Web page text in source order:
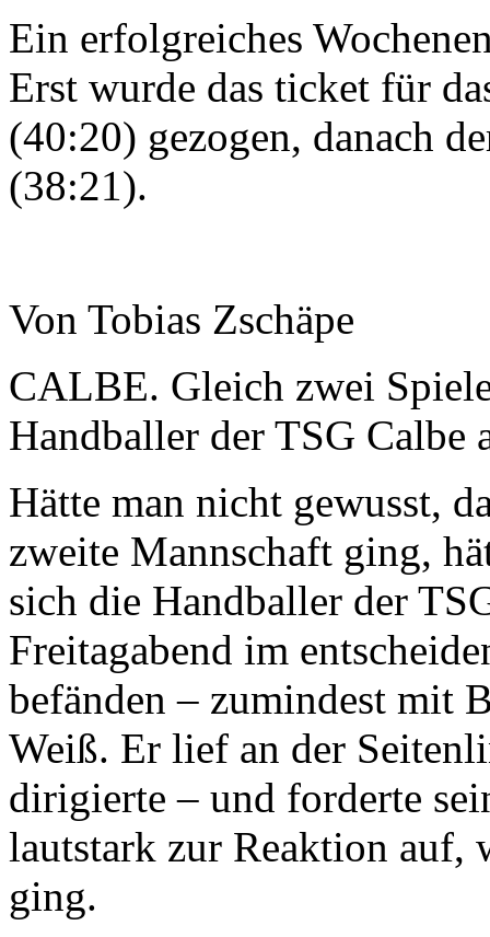
Ein erfolgreiches
Erst wurde das ticket für
(40:20) gezogen, danach
(38:21).
Von Tobias Zschäpe
CALBE. Gleich zwei
Handballer der TSG Calbe
Hätte man nicht gewusst,
zweite Mannschaft ging,
sich die Handballer der
Freitagabend im
befänden – zumindest mit
Weiß. Er lief an der
dirigierte – und forderte
lautstark zur Reaktion auf,
ging.